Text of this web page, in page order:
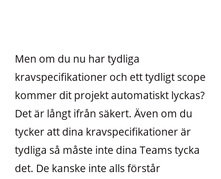
Men om du nu har tydliga
kravspecifikationer och ett tydligt scope
kommer dit projekt automatiskt lyckas?
Det är långt ifrån säkert. Även om du
tycker att dina kravspecifikationer är
tydliga så måste inte dina Teams tycka
det. De kanske inte alls förstår